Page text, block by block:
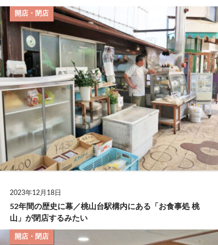
開店・閉店
2023年12月18日
52年間の歴史に幕／桃山台駅構内にある「お食事処 桃
山」が閉店するみたい
開店・閉店